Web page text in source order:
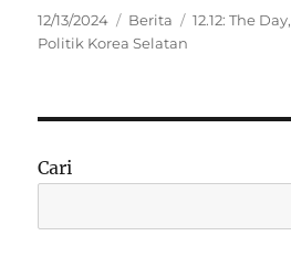
Posted
on
12/13/2024 Categories
Berita Tags
12.12: The Day,
Politik Korea Selatan
Cari